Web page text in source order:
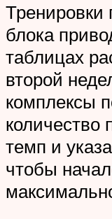
Тренировки
блока
таблицах
второй
комплексы
количество
темп и
чтобы